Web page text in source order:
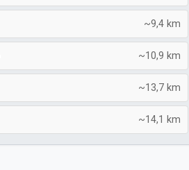
~9,4 km
~10,9 km
~13,7 km
~14,1 km